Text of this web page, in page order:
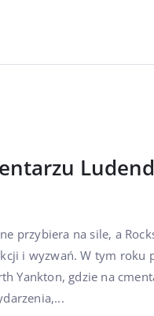
przybiera na sile, a
i wyzwań. W tym roku
Yankton, gdzie na